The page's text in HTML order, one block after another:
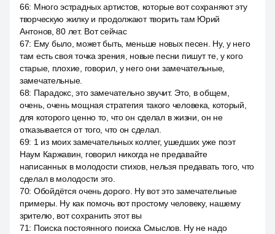
66: Много эстрадных артистов, которые вот сохраняют эту
творческую жилку и продолжают творить там Юрий
Антонов, 80 лет. Вот сейчас
67: Ему было, может быть, меньше новых песен. Ну, у него
там есть своя точка зрения, новые песни пишут те, у кого
старые, плохие, говорил, у него они замечательные,
замечательные.
68: Парадокс, это замечательно звучит. Это, в общем,
очень, очень мощная стратегия такого человека, который,
для которого ценно то, что он сделал в жизни, он не
отказывается от того, что он сделал.
69: 1 из моих замечательных коллег, ушедших уже поэт
Наум Каржавин, говорил никогда не предавайте
написанных в молодости стихов, нельзя предавать того, что
сделал в молодости это.
70: Обойдётся очень дорого. Ну вот это замечательные
примеры. Ну как помочь вот простому человеку, нашему
зрителю, вот сохранить этот вы
71: Поиска постоянного поиска Смыслов. Ну не надо